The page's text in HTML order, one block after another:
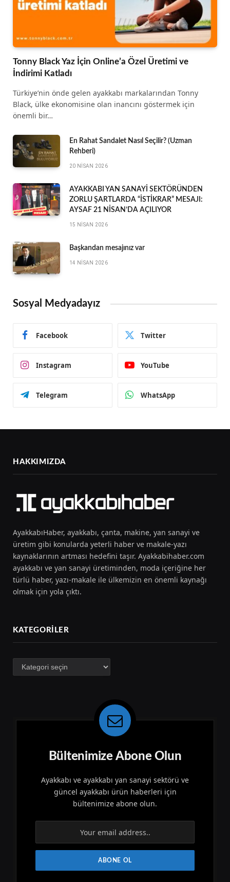
Tonny Black Yaz İçin Online’a Özel Üretimi ve
İndirimi Katladı
Türkiye’nin önde gelen ayakkabı markalarından Tonny
Black, ülke ekonomisine olan inancını göstermek için
önemli bir…
En Rahat Sandalet Nasıl Seçilir? (Uzman
Rehberi)
20 NISAN 2026
AYAKKABI YAN SANAYİ SEKTÖRÜNDEN
ZORLU ŞARTLARDA “İSTİKRAR” MESAJI:
AYSAF 21 NİSAN’DA AÇILIYOR
15 NISAN 2026
Başkandan mesajınız var
14 NISAN 2026
Sosyal Medyadayız
Facebook Twitter
Instagram YouTube
Telegram WhatsApp
HAKKIMIZDA
AyakkabıHaber, ayakkabı, çanta, makine, yan sanayi ve
üretim gibi konularda yeterli haber ve makale-yazı
kaynaklarının artması hedefini taşır. Ayakkabihaber.com
ayakkabı ve yan sanayi üretiminden, moda içeriğine her
türlü haber, yazı-makale ile ülkemizin en önemli kaynağı
olmak için yola çıktı.
KATEGORILER
Kategoriler
Bültenimize Abone Olun
Ayakkabı ve ayakkabı yan sanayi sektörü ve
güncel ayakkabı ürün haberleri için
bültenimize abone olun.